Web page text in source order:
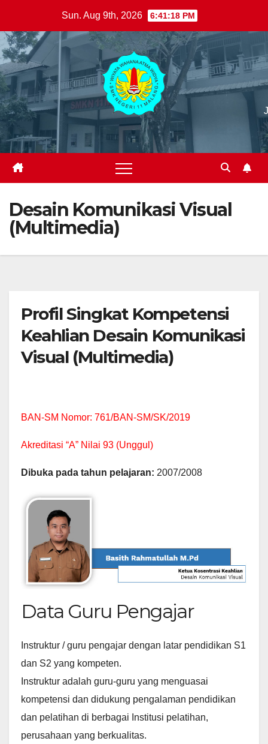
content
Sun. Aug 9th, 2026 6:41:19 PM
Desain Komunikasi Visual
(Multimedia)
Profil Singkat Kompetensi
Keahlian Desain Komunikasi
Visual (Multimedia)
BAN-SM Nomor: 761/BAN-SM/SK/2019
Akreditasi “A” Nilai 93 (Unggul)
Dibuka pada tahun pelajaran: 2007/2008
Data Guru Pengajar
Instruktur / guru pengajar dengan latar pendidikan S1
dan S2 yang kompeten.
Instruktur adalah guru-guru yang menguasai
kompetensi dan didukung pengalaman pendidikan
dan pelatihan di berbagai Institusi pelatihan,
perusahaan yang berkualitas.